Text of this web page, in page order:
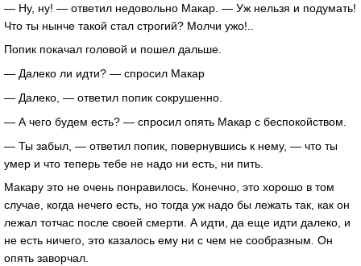
— Ну, ну! — ответил недовольно Макар. — Уж нельзя и подумать!
Что ты нынче такой стал строгий? Молчи ужо!..
Попик покачал головой и пошел дальше.
— Далеко ли идти? — спросил Макар
— Далеко, — ответил попик сокрушенно.
— А чего будем есть? — спросил опять Макар с беспокойством.
— Ты забыл, — ответил попик, повернувшись к нему, — что ты
умер и что теперь тебе не надо ни есть, ни пить.
Макару это не очень понравилось. Конечно, это хорошо в том
случае, когда нечего есть, но тогда уж надо бы лежать так, как он
лежал тотчас после своей смерти. А идти, да еще идти далеко, и
не есть ничего, это казалось ему ни с чем не сообразным. Он
опять заворчал.